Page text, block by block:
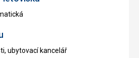
ubytovací kancelář